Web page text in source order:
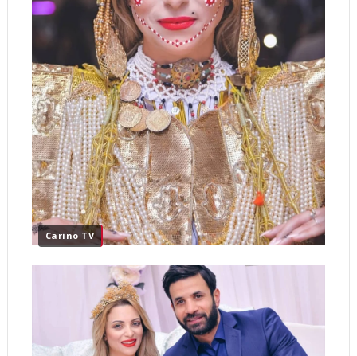
Carino TV